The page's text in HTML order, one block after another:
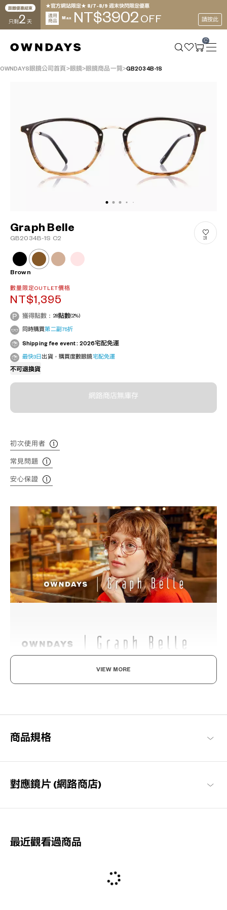
距離優惠結束
只剩 2 天
★官方網站限定★ 8/7~8/9 週末快閃限定優惠
適用
商品
Max NT$3902 OFF 請按此
OWNDAYS眼鏡公司首頁 眼鏡 眼鏡商品一覽 GB2034B-1S
Graph Belle
GB2034B-1S C2 31
Brown
數量限定OUTLET價格
NT$1,395
獲得點數： 28點數(2%)
同時購買第二副75折
Shipping fee event : 2026宅配免運
最快3日 出貨，購買度數眼鏡宅配免運
不可退換貨
網路商店無庫存
初次使用者
常見問題
安心保證
既率性，又可愛。
VIEW MORE
商品規格
對應鏡片 (網路商店)
最近觀看過商品